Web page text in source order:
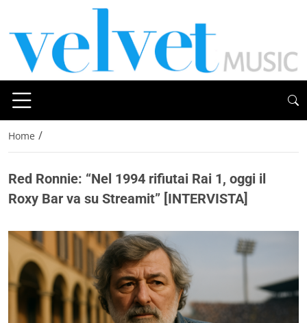
Home /
Red Ronnie: “Nel 1994 rifiutai Rai 1, oggi il
Roxy Bar va su Streamit” [INTERVISTA]